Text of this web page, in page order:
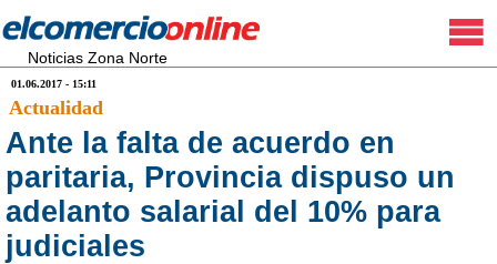
Noticias Zona Norte
01.06.2017 - 15:11
Actualidad
Ante la falta de acuerdo en
paritaria, Provincia dispuso un
adelanto salarial del 10% para
judiciales